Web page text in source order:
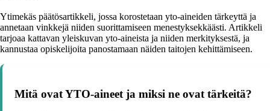
Ytimekäs päätösartikkeli, jossa korostetaan yto-aineiden tärkeyttä ja
annetaan vinkkejä niiden suorittamiseen menestyksekkäästi. Artikkeli
tarjoaa kattavan yleiskuvan yto-aineista ja niiden merkityksestä, ja
kannustaa opiskelijoita panostamaan näiden taitojen kehittämiseen.
Mitä ovat YTO-aineet ja miksi ne ovat tärkeitä?